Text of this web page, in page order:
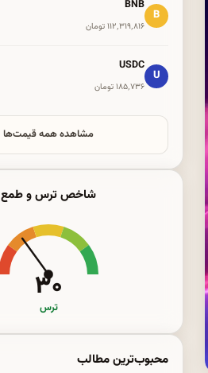
B
BNB
۱۱۲٬۳۱۹٬۸۱۶ تومان
U
USDC
۱۸۵٬۷۳۶ تومان
مشاهده همه قیمت‌ها
شاخص ترس و طمع
۳۰
ترس
محبوب‌ترین مطالب